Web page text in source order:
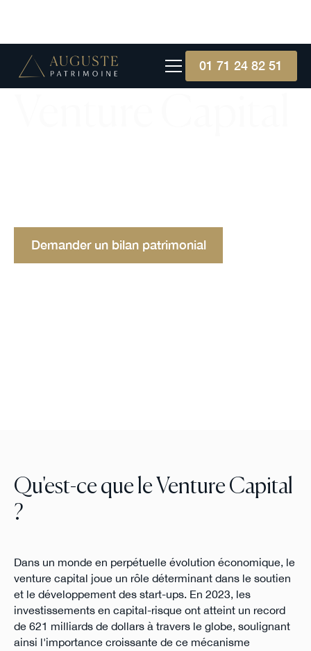
01 71 24 82 51
Demander un bilan patrimonial
Qu'est-ce que le Venture Capital
?
Dans un monde en perpétuelle évolution économique, le
venture capital joue un rôle déterminant dans le soutien
et le développement des start-ups. En 2023, les
investissements en capital-risque ont atteint un record
de 621 milliards de dollars à travers le globe, soulignant
ainsi l'importance croissante de ce mécanisme